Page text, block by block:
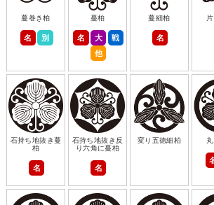
蔓巻き柏
名 別
蔓柏
名 大
戦
他
蔓細柏
名
石持ち地抜き蔓
柏
名
石持ち地抜き反
り六角に蔓柏
名
変り五徳細柏